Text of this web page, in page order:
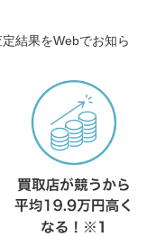
結果をWebでお知ら